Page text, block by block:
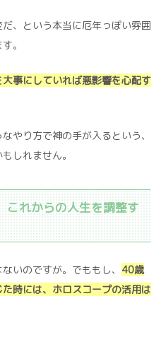
、という本当に厄年っぽい雰囲
。
事にしていれば悪影響を心配す
やり方で神の手が入るという、
しれません。
これからの人生を調整す
いのですが。でももし、 40歳
時には、ホロスコープの活用は